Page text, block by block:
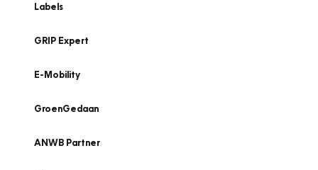
Labels
GRIP Expert
E-Mobility
GroenGedaan
ANWB Partner